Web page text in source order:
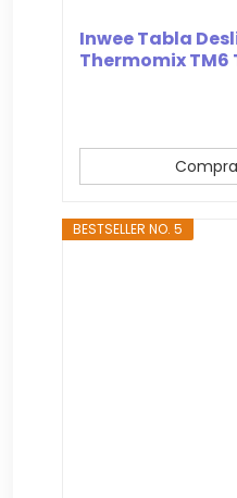
Inwee Tabla
Thermomix TM6
BESTSELLER NO. 5